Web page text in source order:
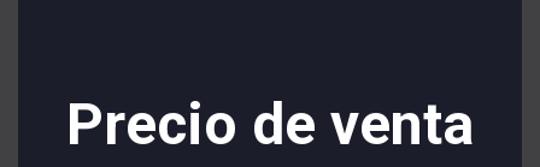
Precio de venta